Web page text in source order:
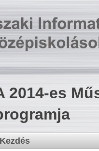
2014-es
Kezdés